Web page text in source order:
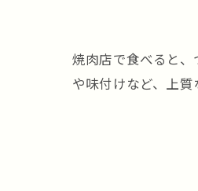
焼肉店で食べると
や味付けなど、上